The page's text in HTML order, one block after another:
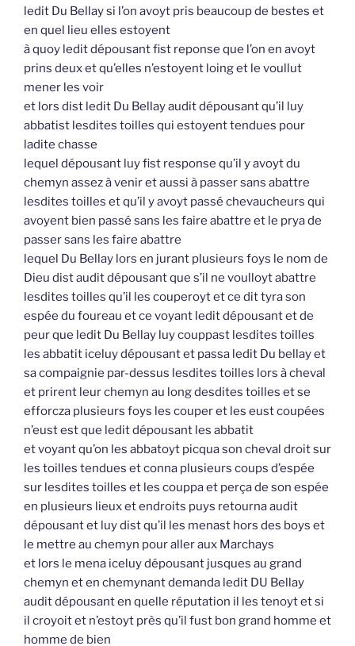
ledit Du Bellay si l’on avoyt pris beaucoup de bestes et
en quel lieu elles estoyent
à quoy ledit dépousant fist reponse que l’on en avoyt
prins deux et qu’elles n’estoyent loing et le voullut
mener les voir
et lors dist ledit Du Bellay audit dépousant qu’il luy
abbatist lesdites toilles qui estoyent tendues pour
ladite chasse
lequel dépousant luy fist response qu’il y avoyt du
chemyn assez à venir et aussi à passer sans abattre
lesdites toilles et qu’il y avoyt passé chevaucheurs qui
avoyent bien passé sans les faire abattre et le prya de
passer sans les faire abattre
lequel Du Bellay lors en jurant plusieurs foys le nom de
Dieu dist audit dépousant que s’il ne voulloyt abattre
lesdites toilles qu’il les couperoyt et ce dit tyra son
espée du foureau et ce voyant ledit dépousant et de
peur que ledit Du Bellay luy couppast lesdites toilles
les abbatit iceluy dépousant et passa ledit Du bellay et
sa compaignie par-dessus lesdites toilles lors à cheval
et prirent leur chemyn au long desdites toilles et se
efforcza plusieurs foys les couper et les eust coupées
n’eust est que ledit dépousant les abbatit
et voyant qu’on les abbatoyt picqua son cheval droit sur
les toilles tendues et conna plusieurs coups d’espée
sur lesdites toilles et les couppa et perça de son espée
en plusieurs lieux et endroits puys retourna audit
dépousant et luy dist qu’il les menast hors des boys et
le mettre au chemyn pour aller aux Marchays
et lors le mena iceluy dépousant jusques au grand
chemyn et en chemynant demanda ledit DU Bellay
audit dépousant en quelle réputation il les tenoyt et si
il croyoit et n’estoyt près qu’il fust bon grand homme et
homme de bien